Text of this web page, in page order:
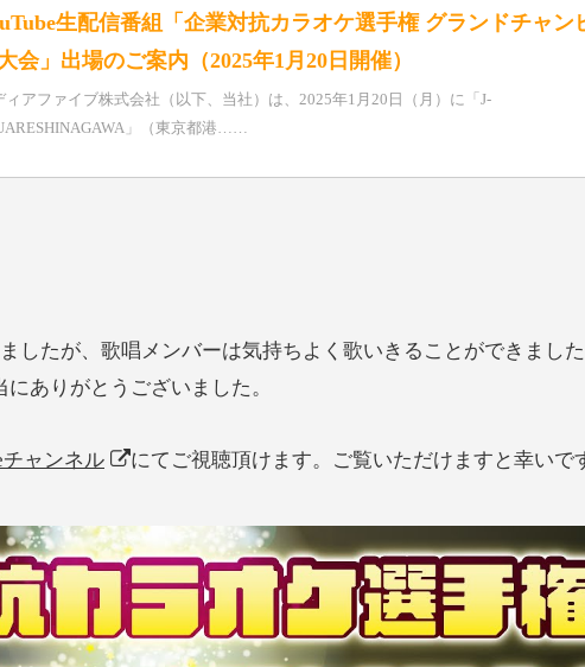
生配信番組「企業対抗カラオケ選手権 グランドチャン
会」出場のご案内（2025年1月20日開催）
ィアファイブ株式会社（以下、当社）は、2025年1月20日（月）に「J-
」（東京都港……
したが、歌唱メンバーは気持ちよく歌いきることができまし
ありがとうございました。
チャンネル にてご視聴頂けます。ご覧いただけますと幸いで